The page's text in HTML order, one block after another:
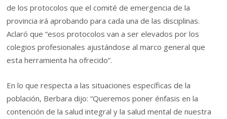
de los protocolos que el comité de emergencia de la
provincia irá aprobando para cada una de las disciplinas.
Aclaró que “esos protocolos van a ser elevados por los
colegios profesionales ajustándose al marco general que
esta herramienta ha ofrecido”.
En lo que respecta a las situaciones específicas de la
población, Berbara dijo: “Queremos poner énfasis en la
contención de la salud integral y la salud mental de nuestra